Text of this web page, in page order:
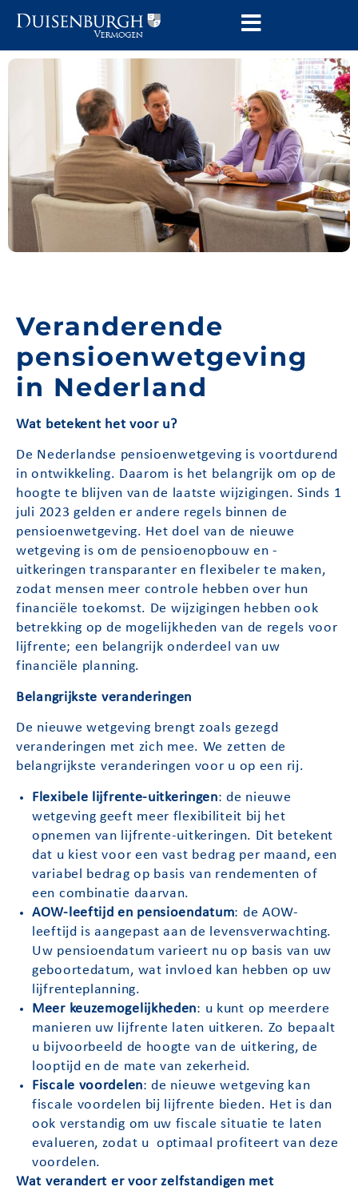
Veranderende
pensioenwetgeving
in Nederland
Wat betekent het voor u?
De Nederlandse pensioenwetgeving is voortdurend
in ontwikkeling. Daarom is het belangrijk om op de
hoogte te blijven van de laatste wijzigingen. Sinds 1
juli 2023 gelden er andere regels binnen de
pensioenwetgeving. Het doel van de nieuwe
wetgeving is om de pensioenopbouw en -
uitkeringen transparanter en flexibeler te maken,
zodat mensen meer controle hebben over hun
financiële toekomst. De wijzigingen hebben ook
betrekking op de mogelijkheden van de regels voor
lijfrente; een belangrijk onderdeel van uw
financiële planning.
Belangrijkste veranderingen
De nieuwe wetgeving brengt zoals gezegd
veranderingen met zich mee. We zetten de
belangrijkste veranderingen voor u op een rij.
Flexibele lijfrente-uitkeringen: de nieuwe
wetgeving geeft meer flexibiliteit bij het
opnemen van lijfrente-uitkeringen. Dit betekent
dat u kiest voor een vast bedrag per maand, een
variabel bedrag op basis van rendementen of
een combinatie daarvan.
AOW-leeftijd en pensioendatum: de AOW-
leeftijd is aangepast aan de levensverwachting.
Uw pensioendatum varieert nu op basis van uw
geboortedatum, wat invloed kan hebben op uw
lijfrenteplanning.
Meer keuzemogelijkheden: u kunt op meerdere
manieren uw lijfrente laten uitkeren. Zo bepaalt
u bijvoorbeeld de hoogte van de uitkering, de
looptijd en de mate van zekerheid.
Fiscale voordelen: de nieuwe wetgeving kan
fiscale voordelen bij lijfrente bieden. Het is dan
ook verstandig om uw fiscale situatie te laten
evalueren, zodat u optimaal profiteert van deze
voordelen.
Wat verandert er voor zelfstandigen met